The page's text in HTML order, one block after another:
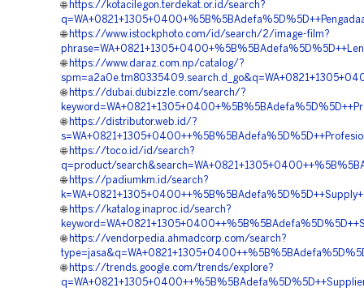
🌐 https://kotacilegon.terdekat.or.id/search?
🌐 https://www.istockphoto.com/id/search/2/image-film?
🌐 https://www.daraz.com.np/catalog/?
🌐 https://dubai.dubizzle.com/search/?
🌐 https://distributor.web.id/?
🌐 https://toco.id/id/search?
q=product/
🌐 https://padiumkm.id/search?
🌐 https://katalog.inaproc.id/search?
🌐 https://vendorpedia.ahmadcorp.com/search?
🌐 https://trends.google.com/trends/explore?